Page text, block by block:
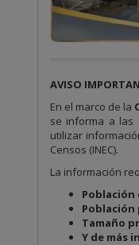
AVISO
En el marco de la
se informa a las
utilizar
Censos (INEC).
La información
Tamaño
Y de más